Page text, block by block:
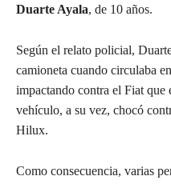
Duarte Ayala, de 10 años.
Según el relato policial,
camioneta cuando circulaba
impactando contra el Fiat que
vehículo, a su vez, chocó
Hilux.
Como consecuencia, varias